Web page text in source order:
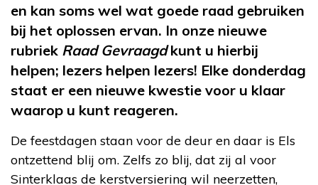
en kan soms wel wat goede raad gebruiken
bij het oplossen ervan. In onze nieuwe
rubriek Raad Gevraagdkunt u hierbij
helpen; lezers helpen lezers! Elke donderdag
staat er een nieuwe kwestie voor u klaar
waarop u kunt reageren.
De feestdagen staan voor de deur en daar is Els
ontzettend blij om. Zelfs zo blij, dat zij al voor
Sinterklaas de kerstversiering wil neerzetten,